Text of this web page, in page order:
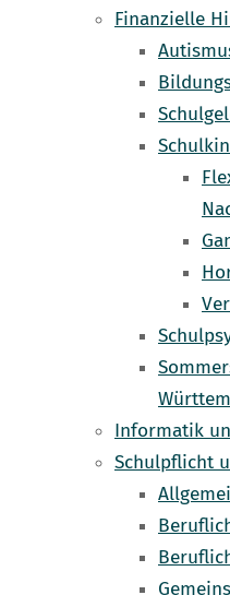
Finanzielle
Informatik
Schulpflicht